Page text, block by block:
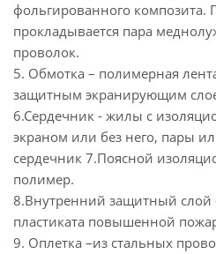
фольгированного композита.
прокладывается пара
проволок.
5. Обмотка – полимерная
защитным экранирующим
6.Сердечник - жилы с
экраном или без него, пары
сердечник 7.Поясной
полимер.
8.Внутренний защитный слой
пластиката повышенной
9. Оплетка –из стальных